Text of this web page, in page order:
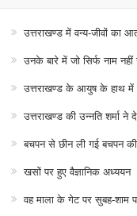
उत्तराखण्ड में वन्य-जीवों का
उनके बारे में जो सिर्फ नाम नहीं
उत्तराखण्ड के आयुष के हाथ में
उत्तराखण्ड की उन्नति शर्मा
बचपन से छीन ली गई बचपन की
खसों पर हुए वैज्ञानिक अध्ययन
वह माला के गेट पर सुबह-शाम